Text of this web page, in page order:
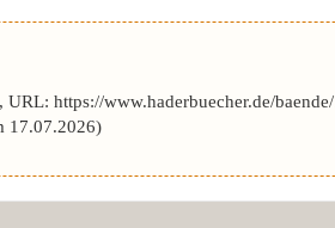
https://www.haderbuecher.de/
17.07.2026)